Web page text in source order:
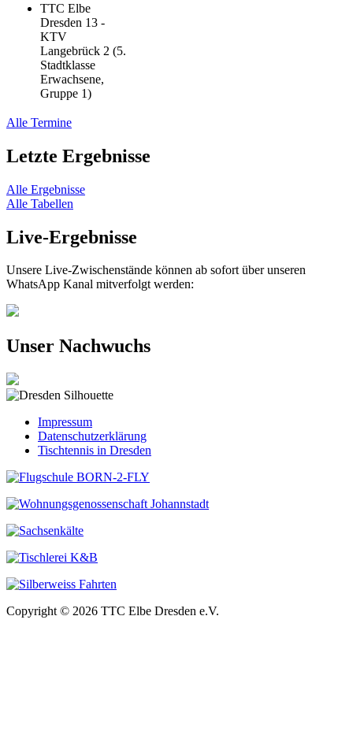
TTC Elbe
Dresden 13 -
KTV
Langebrück 2 (5.
Stadtklasse
Erwachsene,
Gruppe 1)
Alle Termine
Letzte Ergebnisse
Alle Ergebnisse
Alle Tabellen
Live-Ergebnisse
Unsere Live-Zwischenstände können ab sofort über unseren
WhatsApp Kanal mitverfolgt werden:
Unser Nachwuchs
Impressum
Datenschutzerklärung
Tischtennis in Dresden
Copyright © 2026 TTC Elbe Dresden e.V.